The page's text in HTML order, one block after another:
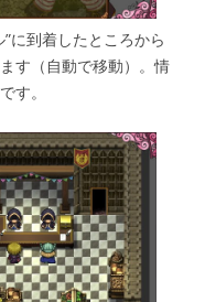
に到着したところから
す（自動で移動）。情
す。